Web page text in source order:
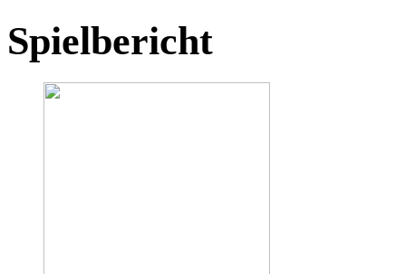
Spielbericht